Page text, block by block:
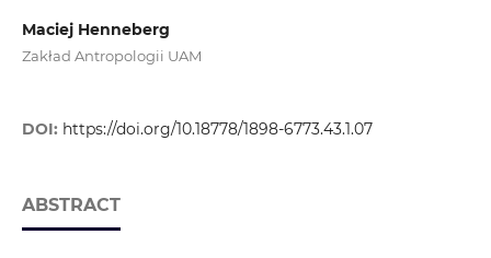
Maciej Henneberg
Zakład Antropologii UAM
DOI: https://doi.org/10.18778/1898-6773.43.1.07
ABSTRACT